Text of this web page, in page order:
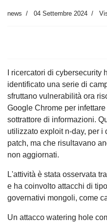
news 04 Settembre 2024
I ricercatori di cybersecurity
identificato una serie di
sfruttano vulnerabilità ora
Google Chrome per
sottrattore di informazioni.
utilizzato exploit n-day, per
patch, ma che risultavano
non aggiornati.
L'attività è stata osservata
e ha coinvolto attacchi di
governativi mongoli, come
Un attacco watering hole